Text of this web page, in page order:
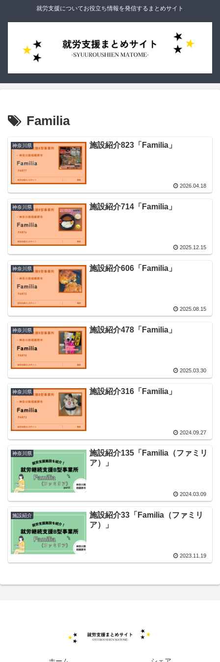
就労支援についてお役立ち情報を発信するまとめサイト
Familia
神奈川県 施設紹介823「Familia」
2026.04.18
神奈川県 施設紹介714「Familia」
2025.12.15
神奈川県 施設紹介606「Familia」
2025.08.15
神奈川県 施設紹介478「Familia」
2025.03.30
神奈川県 施設紹介316「Familia」
2024.09.27
神奈川県
施設紹介135「Familia（ファミリ
ア）」
2024.03.09
施設紹介
施設紹介33「Familia（ファミリ
ア）」
2023.11.19